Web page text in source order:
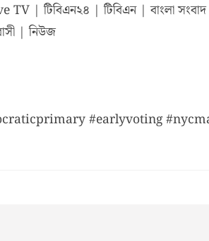
| টিবিএন | বাংলা সংবাদ |
| নিউজ
#earlyvoting